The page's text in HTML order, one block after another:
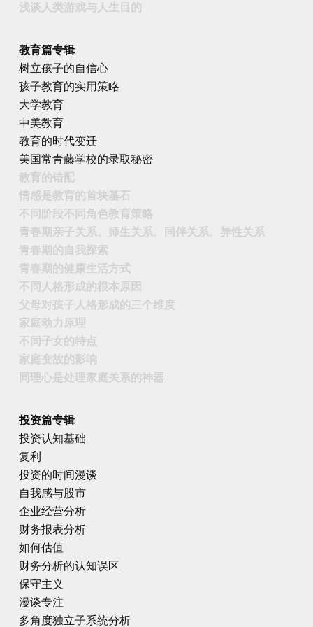
浅谈人类游戏与人生目的
教育篇专辑
树立孩子的自信心
孩子教育的实用策略
大学教育
中美教育
教育的时代变迁
美国常青藤学校的录取秘密
教育的错配
情感是教育的首块基石
不同阶段不同角色教育策略
青春期亲子关系、师生关系、同伴关系、异性关系
青春期的自我探索
青春期的健康生活方式
不同人格形成的根本原因
父母对孩子人格形成的三个维度
家庭动力原理
不同子女的特点
家庭变故的影响
同理心是处理家庭关系的神器
投资篇专辑
投资认知基础
复利
投资的时间漫谈
自我感与股市
企业经营分析
财务报表分析
如何估值
财务分析的认知误区
保守主义
漫谈专注
多角度独立子系统分析